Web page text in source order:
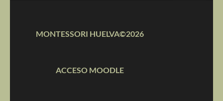
MONTESSORI HUELVA©2026
ACCESO MOODLE